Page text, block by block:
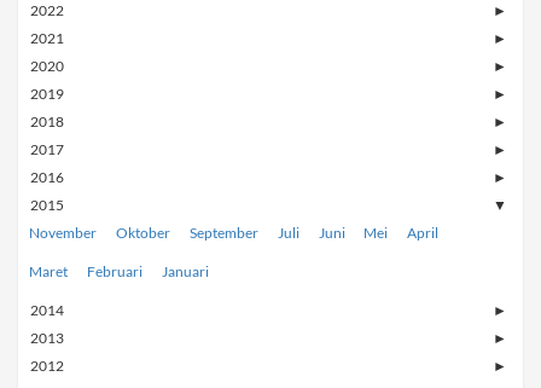
2022 ►
2021 ►
2020 ►
2019 ►
2018 ►
2017 ►
2016 ►
2015 ▼
November Oktober September Juli Juni Mei April
Maret Februari Januari
2014 ►
2013 ►
2012 ►